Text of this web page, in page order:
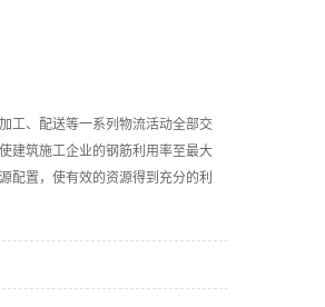
工、配送等一系列物流活动全部交
建筑施工企业的钢筋利用率至最大
配置，使有效的资源得到充分的利